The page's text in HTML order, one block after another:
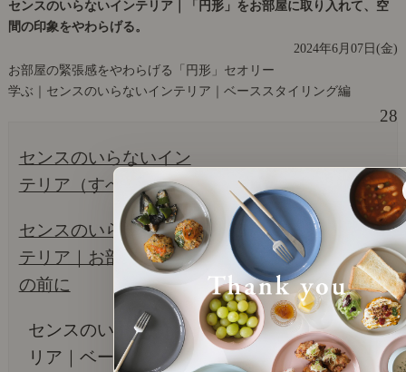
センスのいらないインテリア｜「円形」をお部屋に取り入れて、空
間の印象をやわらげる。
2024年6月07日(金)
お部屋の緊張感をやわらげる「円形」セオリー
学ぶ｜センスのいらないインテリア｜ベーススタイリング編
28
センスのいらないイン
テリア（すべて）
センスのいらないイン
テリア｜お部屋づくり
の前に
センスのいらないインテ
リア｜ベーススタイリン